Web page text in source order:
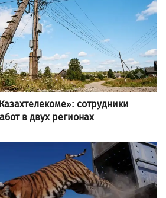
сотрудники
в двух регионах